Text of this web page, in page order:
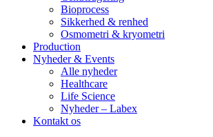
Bioprocess
Sikkerhed & renhed
Osmometri & kryometri
Production
Nyheder & Events
Alle nyheder
Healthcare
Life Science
Nyheder – Labex
Kontakt os